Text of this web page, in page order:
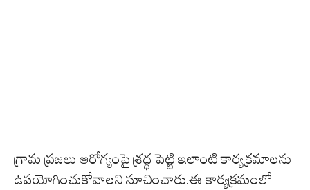
గ్రామ ప్రజలు ఆరోగ్యంపై శ్రద్ధ పెట్టి ఇలాంటి కార్యక్రమాలను
ఉపయోగించుకోవాలని సూచించారు.ఈ కార్యక్రమంలో